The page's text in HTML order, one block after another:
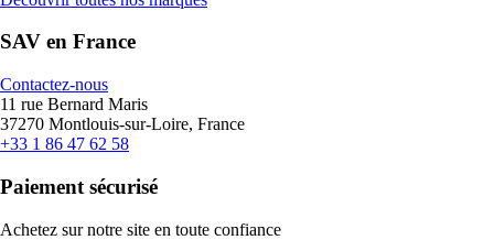
SAV en France
Contactez-nous
11 rue Bernard Maris
37270 Montlouis-sur-Loire, France
+33 1 86 47 62 58
Paiement sécurisé
Achetez sur notre site en toute confiance